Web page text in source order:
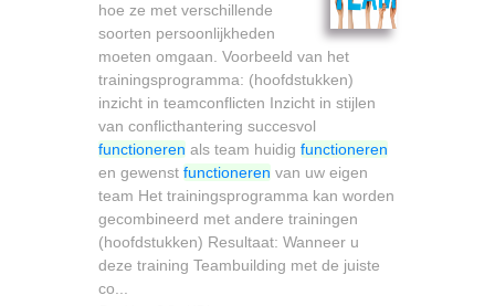
hoe ze met verschillende
soorten persoonlijkheden
moeten omgaan. Voorbeeld van het
trainingsprogramma: (hoofdstukken)
inzicht in teamconflicten Inzicht in stijlen
van conflicthantering succesvol
functioneren als team huidig functioneren
en gewenst functioneren van uw eigen
team Het trainingsprogramma kan worden
gecombineerd met andere trainingen
(hoofdstukken) Resultaat: Wanneer u
deze training Teambuilding met de juiste
co...